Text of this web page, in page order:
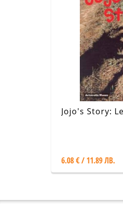
Jojo's Story:
6.08 € / 11.89 ЛВ.